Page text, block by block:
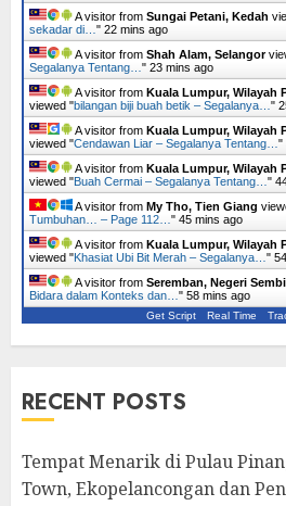
A visitor from Sungai Petani, Kedah
sekadar di… " 22 mins ago
A visitor from Shah Alam, Selangor
Segalanya Tentang… " 23 mins ago
A visitor from Kuala Lumpur, Wilayah
viewed "bilangan biji buah betik – Segalanya… "
A visitor from Kuala Lumpur, Wilayah
viewed "Cendawan Liar – Segalanya Tentang… "
A visitor from Kuala Lumpur, Wilayah
viewed "Buah Cermai – Segalanya Tentang… "
A visitor from My Tho, Tien Giang
Tumbuhan… – Page 112… " 45 mins ago
A visitor from Kuala Lumpur, Wilayah
viewed "Khasiat Ubi Bit Merah – Segalanya… "
A visitor from Seremban, Negeri
Bidara dalam Konteks dan… " 58 mins ago
Get Script Real Time
RECENT POSTS
Tempat Menarik di Pulau
Town, Ekopelancongan dan